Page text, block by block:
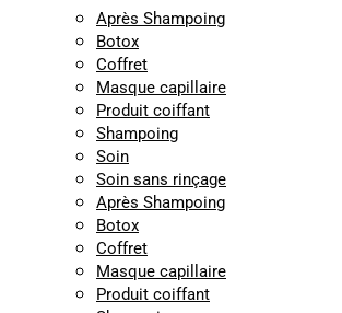
Après Shampoing
Botox
Coffret
Masque capillaire
Produit coiffant
Shampoing
Soin
Soin sans rinçage
Après Shampoing
Botox
Coffret
Masque capillaire
Produit coiffant